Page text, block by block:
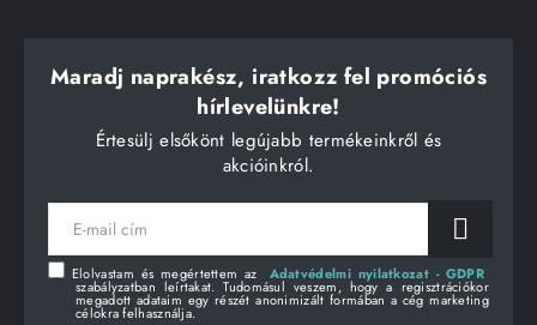
Maradj naprakész, iratkozz fel promóciós
hírlevelünkre!
Értesülj elsőkönt legújabb termékeinkről és
akcióinkról.
E-
mail
Elolvastam és megértettem az Adatvédelmi nyilatkozat - GDPR
szabályzatban leírtakat. Tudomásul veszem, hogy a regisztrációkor
megadott adataim egy részét anonimizált formában a cég marketing
célokra felhasználja.